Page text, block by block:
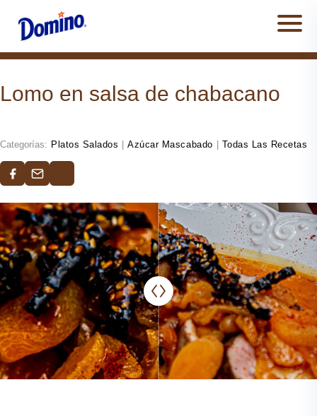
Lomo en salsa de chabacano
Categorías: Platos Salados Azúcar Mascabado Todas Las Recetas